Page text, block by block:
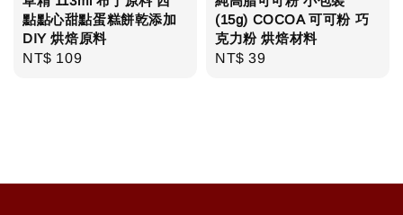
點點心甜點蛋糕餅乾添加
DIY 烘焙原料
Regular
NT$ 109
(15g) COCOA 可可粉 巧
克力粉 烘焙材料
Regular
NT$ 39